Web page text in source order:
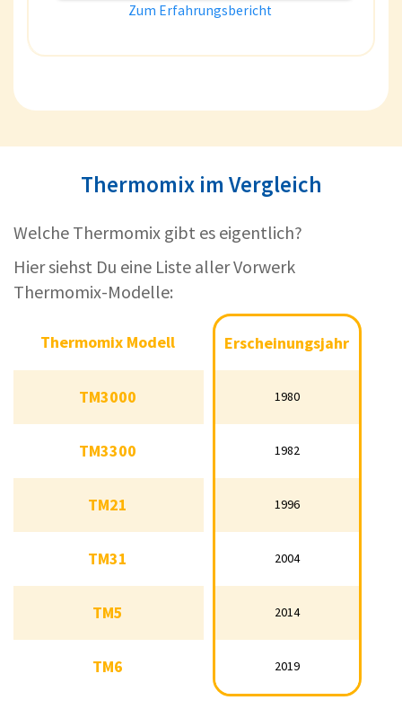
Zum Erfahrungsbericht
Thermomix im Vergleich
Welche Thermomix gibt es eigentlich?
Hier siehst Du eine Liste aller Vorwerk
Thermomix-Modelle:
Thermomix Modell Erscheinungsjahr
TM3000
TM3300
Erscheinungsjahr
1980
1982
1996
2004
2014
2019
Thermomix Modell
TM3000
TM3300
TM21
TM31
TM5
TM6